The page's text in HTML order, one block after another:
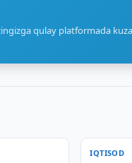
qulay platformada
IQTISOD